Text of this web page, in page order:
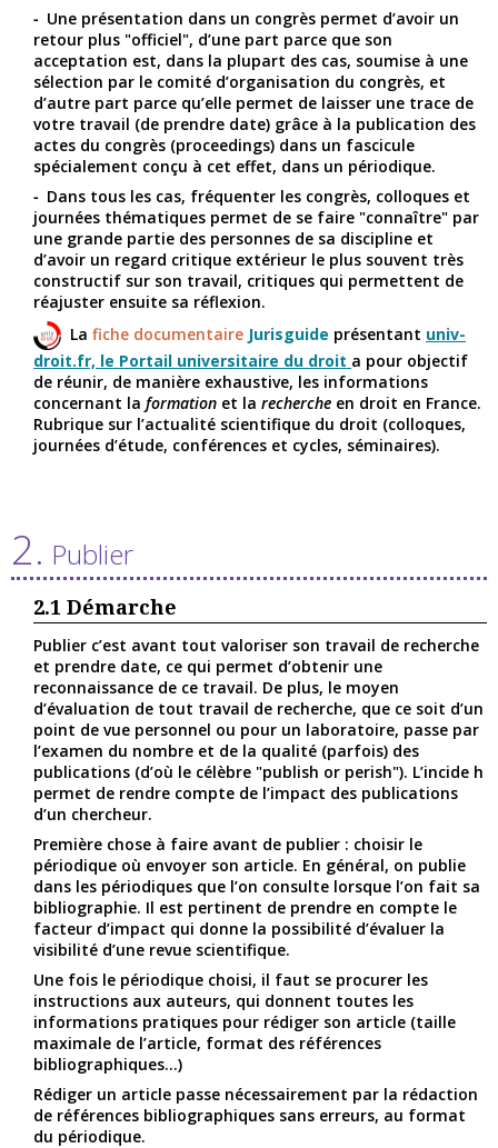
Une présentation dans un congrès permet d’avoir un
retour plus "officiel", d’une part parce que son
acceptation est, dans la plupart des cas, soumise à une
sélection par le comité d’organisation du congrès, et
d’autre part parce qu’elle permet de laisser une trace de
votre travail (de prendre date) grâce à la publication des
actes du congrès (proceedings) dans un fascicule
spécialement conçu à cet effet, dans un périodique.
Dans tous les cas, fréquenter les congrès, colloques et
journées thématiques permet de se faire "connaître" par
une grande partie des personnes de sa discipline et
d’avoir un regard critique extérieur le plus souvent très
constructif sur son travail, critiques qui permettent de
réajuster ensuite sa réflexion.
La fiche documentaire Jurisguide présentant univ-
droit.fr, le Portail universitaire du droit a pour objectif
de réunir, de manière exhaustive, les informations
concernant la formation et la recherche en droit en France.
Rubrique sur l’actualité scientifique du droit (colloques,
journées d’étude, conférences et cycles, séminaires).
2. Publier
2.1 Démarche
Publier c’est avant tout valoriser son travail de recherche
et prendre date, ce qui permet d’obtenir une
reconnaissance de ce travail. De plus, le moyen
d’évaluation de tout travail de recherche, que ce soit d’un
point de vue personnel ou pour un laboratoire, passe par
l’examen du nombre et de la qualité (parfois) des
publications (d’où le célèbre "publish or perish"). L’incide h
permet de rendre compte de l’impact des publications
d’un chercheur.
Première chose à faire avant de publier : choisir le
périodique où envoyer son article. En général, on publie
dans les périodiques que l’on consulte lorsque l’on fait sa
bibliographie. Il est pertinent de prendre en compte le
facteur d’impact qui donne la possibilité d’évaluer la
visibilité d’une revue scientifique.
Une fois le périodique choisi, il faut se procurer les
instructions aux auteurs, qui donnent toutes les
informations pratiques pour rédiger son article (taille
maximale de l’article, format des références
bibliographiques...)
Rédiger un article passe nécessairement par la rédaction
de références bibliographiques sans erreurs, au format
du périodique.